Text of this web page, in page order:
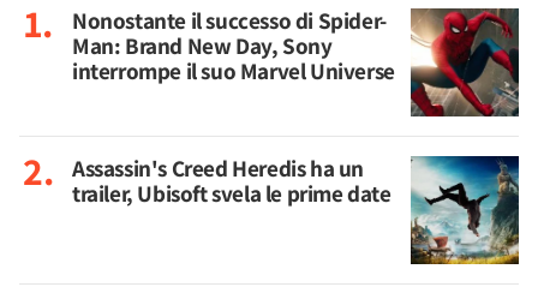
Nonostante il successo di Spider-
Man: Brand New Day, Sony
interrompe il suo Marvel Universe
Assassin's Creed Heredis ha un
trailer, Ubisoft svela le prime date